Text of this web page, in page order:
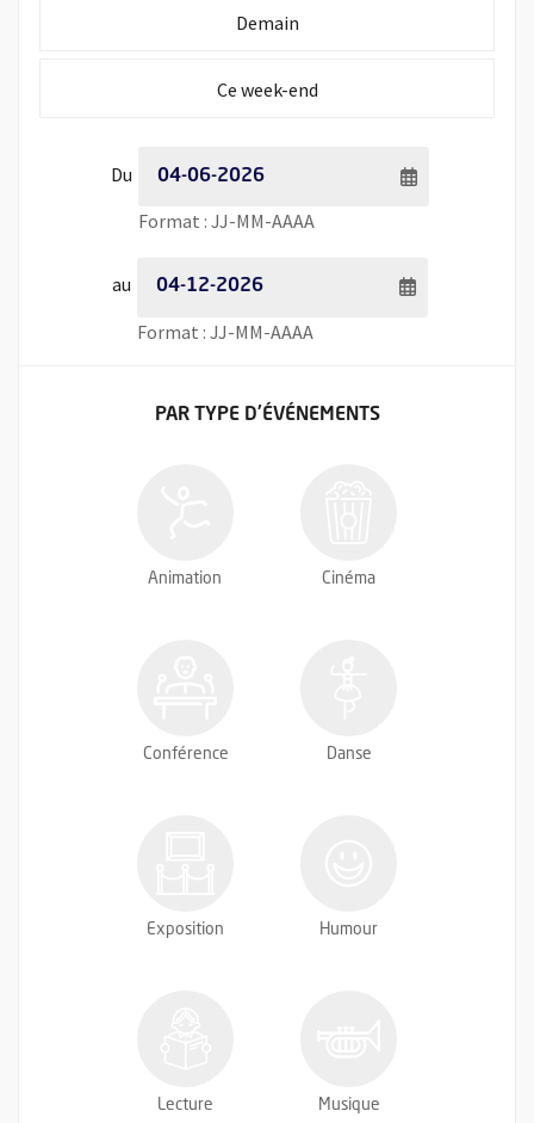
Initialiser la période de recherche à
Demain
Initialiser la période de recherche à
Ce week-end
Du Période de recherche - Date de début
Format : JJ-MM-AAAASaisie de date au format
au Période de recherche - Date de fin
Format : JJ-MM-AAAA
FILTRER LES ÉVÉNEMENTS
PAR TYPED'ÉVÉNEMENTS
Animation Cinéma
Conférence Danse
Exposition Humour
Lecture Musique